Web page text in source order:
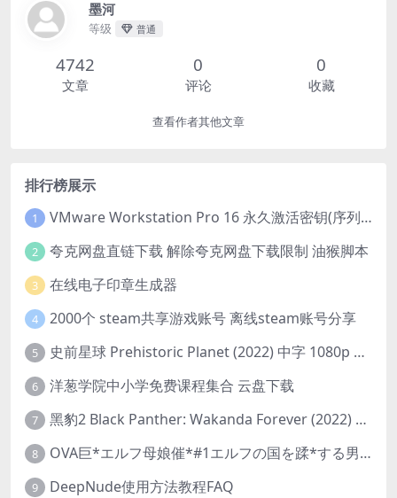
墨河
等级 普通
4742
文章
0
评论
0
收藏
查看作者其他文章
排行榜展示
1 VMware Workstation Pro 16 永久激活密钥(序列号)
2 夸克网盘直链下载 解除夸克网盘下载限制 油猴脚本
3 在线电子印章生成器
4 2000个 steam共享游戏账号 离线steam账号分享
5 史前星球 Prehistoric Planet (2022) 中字 1080p 高清 阿里云盘 2022.5.27已更新全集
6 洋葱学院中小学免费课程集合 云盘下载
7 黑豹2 Black Panther: Wakanda Forever (2022) 高清版
8 OVA巨*エルフ母娘催*#1エルフの国を蹂*する男。汚された女王と姫
9 DeepNude使用方法教程FAQ